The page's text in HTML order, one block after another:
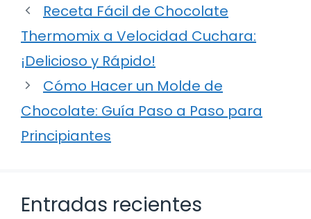
Receta Fácil de Chocolate
Thermomix a Velocidad Cuchara:
¡Delicioso y Rápido!
Cómo Hacer un Molde de
Chocolate: Guía Paso a Paso para
Principiantes
Entradas recientes